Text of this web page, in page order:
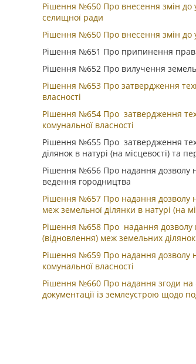
Рішення №650 Про внесення змін до
селищної ради
Рішення №650 Про внесення змін до
Рішення №651 Про припинення
Рішення №652 Про вилучення
Рішення №653 Про затвердження
власності
Рішення №654 Про затвердження
комунальної власності
Рішення №655 Про затвердження
ділянок в натурі (на місцевості) та
Рішення №656 Про надання дозволу
ведення городництва
Рішення №657 Про надання дозволу
меж земельної ділянки в натурі (на
Рішення №658 Про надання дозволу
(відновлення) меж земельних ділянок
Рішення №659 Про надання дозволу
комунальної власності
Рішення №660 Про надання згоди на
документації із землеустрою щодо